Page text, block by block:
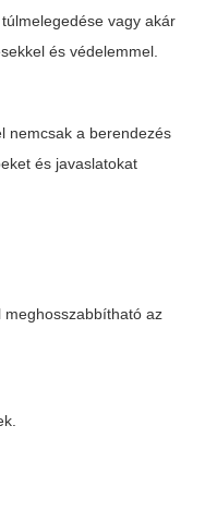
vagy akár
és védelemmel.
nemcsak a berendezés
és javaslatokat
meghosszabbítható az